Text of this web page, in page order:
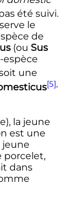
été suivi.
le
de
(ou Sus
espèce
une
[5],
la jeune
est une
jeune
porcelet,
dans